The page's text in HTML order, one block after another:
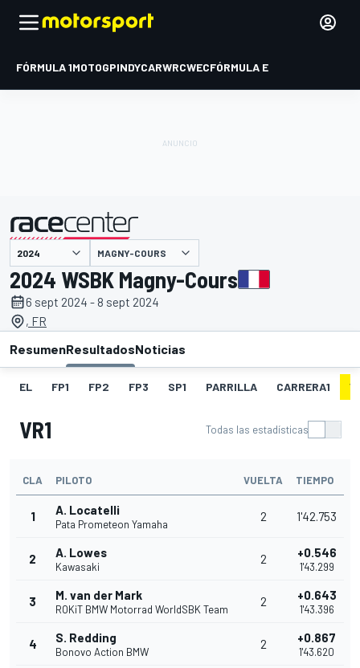
FÓRMULA 1MOTOGPINDYCARWRCWECFÓRMULA E
presentado por MAGNY-COURS
2024 WSBK Magny-Cours
6 sept 2024 - 8 sept 2024
, FR
ResumenResultadosNoticias
EL FP1 FP2 FP3 SP1 PARRILLA CARRERA1
VR1 Todas las estadísticas
CLA PILOTO VUELTA TIEMPO
1 A. Locatelli
Pata Prometeon Yamaha
2 1'42.753
2 A. Lowes
Kawasaki
2 +0.546
1'43.299
3 M. van der Mark
ROKiT BMW Motorrad WorldSBK Team
2 +0.643
1'43.396
4 S. Redding
Bonovo Action BMW
2 +0.867
1'43.620